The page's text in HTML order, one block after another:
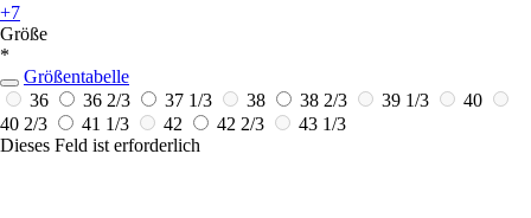
+7
Größe
*
Größentabelle
36
36 2/3 37 1/3 38 38 2/3 39 1/3
40
40 2/3
41 1/3 42 42 2/3
43 1/3
Dieses Feld ist erforderlich